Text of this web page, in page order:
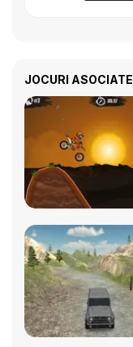
JOCURI ASOCIATE